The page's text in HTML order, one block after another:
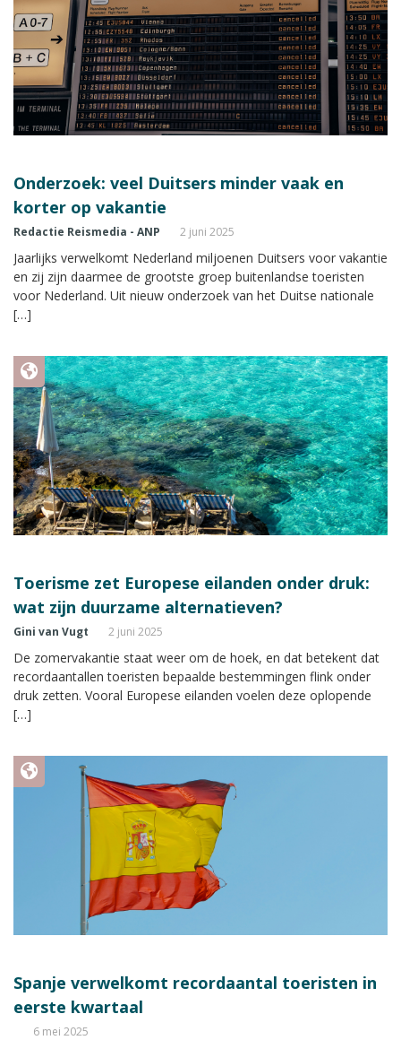
Onderzoek: veel Duitsers minder vaak en
korter op vakantie
Redactie Reismedia - ANP 2 juni 2025
Jaarlijks verwelkomt Nederland miljoenen Duitsers voor vakantie
en zij zijn daarmee de grootste groep buitenlandse toeristen
voor Nederland. Uit nieuw onderzoek van het Duitse nationale
[…]
Toerisme zet Europese eilanden onder druk:
wat zijn duurzame alternatieven?
Gini van Vugt 2 juni 2025
De zomervakantie staat weer om de hoek, en dat betekent dat
recordaantallen toeristen bepaalde bestemmingen flink onder
druk zetten. Vooral Europese eilanden voelen deze oplopende
[…]
Spanje verwelkomt recordaantal toeristen in
eerste kwartaal
6 mei 2025